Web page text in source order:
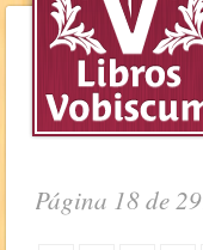
Página 18 de